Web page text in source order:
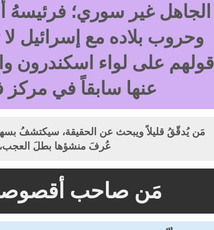
الجاهل غير سوري؛
وحروب بلاده مع إسرائيل
قولهم على لواء اسكندرون
عنها سابقاً في مركز
مَن يُدقّقُ قليلاً ويبحث عن الحقيقة، سيكتشفُ
عُرفَ منشؤها بطلَ
مَن صاحب أقصوصة